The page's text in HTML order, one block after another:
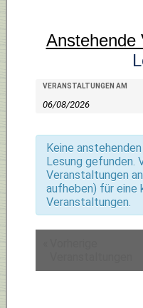
Anstehende
Suche
Ansichten,
Navigation
Veranstaltungen
Suche
VERANSTALTUNGEN AM
Keine
Lesung gefunden.
Veranstaltungen
aufheben) für eine
Veranstaltungen.